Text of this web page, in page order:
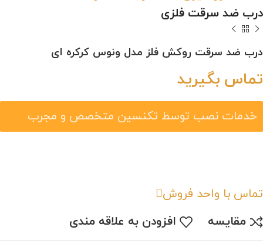
درب ضد سرقت فلزی
درب ضد سرقت روکش فلز مدل ونوس کرکره ای
تماس بگیرید
خدمات نصب توسط تکنسین متخصص و مجرب
تماس با واحد فروش
مقایسه
افزودن به علاقه مندی